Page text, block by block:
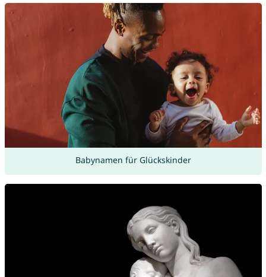
Babynamen für Glückskinder